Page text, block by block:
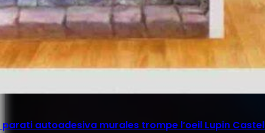
autoadesiva murales trompe l’oeil Lupin